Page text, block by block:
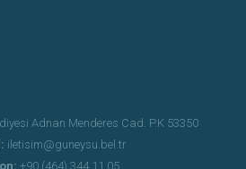
Adnan Menderes Cad. P.K 53350
iletisim@guneysu.bel.tr
+90 (464) 344 11 05